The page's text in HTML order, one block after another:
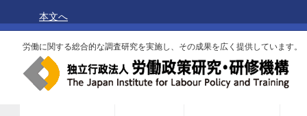
本文へ
労働に関する総合的な調査研究を実施し、その成果を広く提供しています。